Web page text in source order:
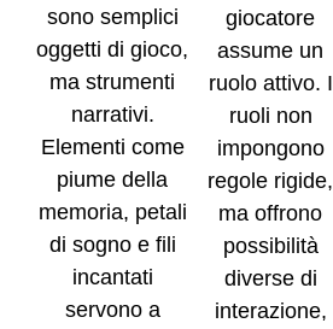
sono semplici
oggetti di gioco,
ma strumenti
narrativi.
Elementi come
piume della
memoria, petali
di sogno e fili
incantati
servono a
giocatore
assume un
ruolo attivo. I
ruoli non
impongono
regole rigide,
ma offrono
possibilità
diverse di
interazione,